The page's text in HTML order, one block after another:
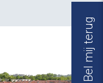
Bel mij terug